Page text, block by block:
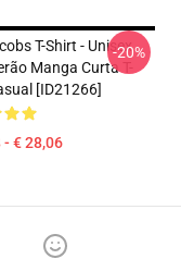
T-Shirt - Unisex
Manga Curta T-
[ID21266]
- € 28,06
-20%